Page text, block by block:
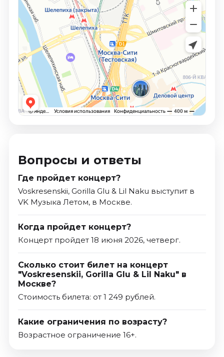
Вопросы и ответы
Где пройдет концерт?
Voskresenskii, Gorilla Glu & Lil Naku выступит в
VK Музыка Летом, в Москве.
Когда пройдет концерт?
Концерт пройдет 18 июня 2026, четверг.
Сколько стоит билет на концерт
"Voskresenskii, Gorilla Glu & Lil Naku" в
Москве?
Стоимость билета: от 1 249 рублей.
Какие ограничения по возрасту?
Возрастное ограничение 16+.